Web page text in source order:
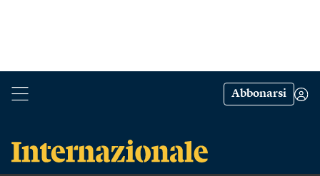
Abbonarsi